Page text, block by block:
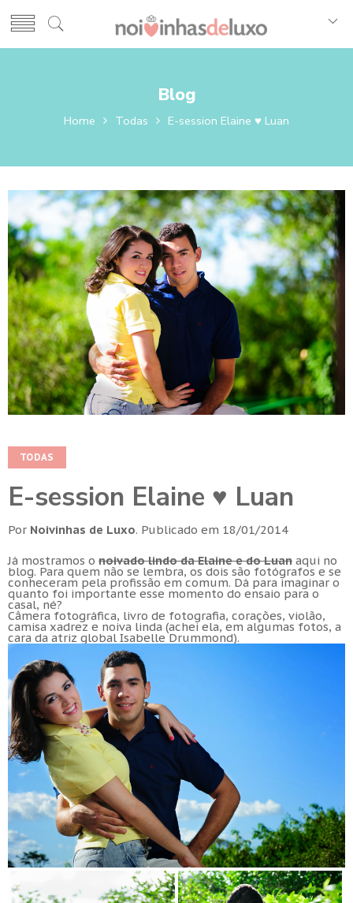
Blog
Home Todas E-session Elaine ♥ Luan
TODAS
E-session Elaine ♥ Luan
Por Noivinhas de Luxo. Publicado em 18/01/2014
Já mostramos o noivado lindo da Elaine e do Luan aqui no
blog. Para quem não se lembra, os dois são fotógrafos e se
conheceram pela profissão em comum. Dá para imaginar o
quanto foi importante esse momento do ensaio para o
casal, né?
Câmera fotográfica, livro de fotografia, corações, violão,
camisa xadrez e noiva linda (achei ela, em algumas fotos, a
cara da atriz global Isabelle Drummond).